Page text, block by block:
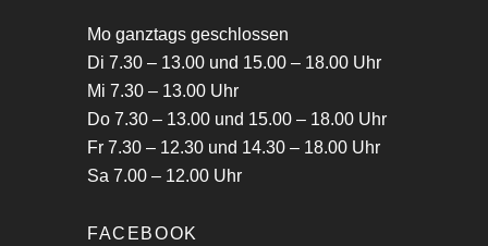
Mo ganztags geschlossen
Di 7.30 – 13.00 und 15.00 – 18.00 Uhr
Mi 7.30 – 13.00 Uhr
Do 7.30 – 13.00 und 15.00 – 18.00 Uhr
Fr 7.30 – 12.30 und 14.30 – 18.00 Uhr
Sa 7.00 – 12.00 Uhr
FACEBOOK